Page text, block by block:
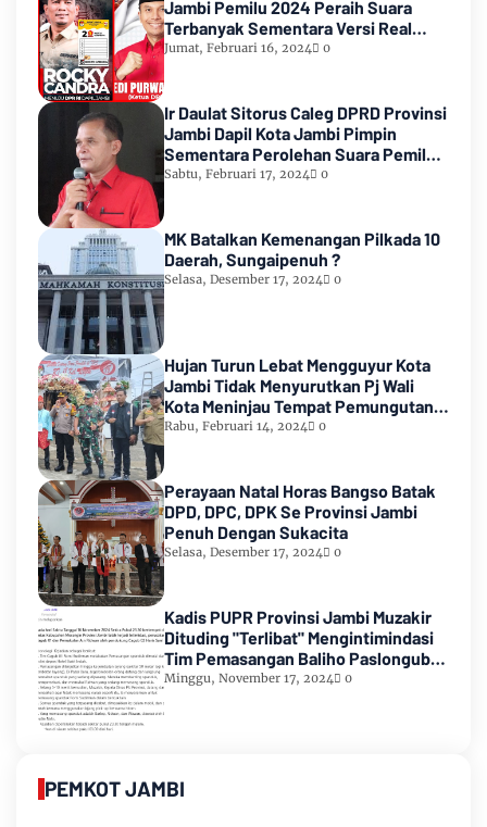
Jambi Pemilu 2024 Peraih Suara
Terbanyak Sementara Versi Real
Count KPU RI
Jumat, Februari 16, 2024 0
Ir Daulat Sitorus Caleg DPRD Provinsi
Jambi Dapil Kota Jambi Pimpin
Sementara Perolehan Suara Pemilu
2024
Sabtu, Februari 17, 2024 0
MK Batalkan Kemenangan Pilkada 10
Daerah, Sungaipenuh ?
Selasa, Desember 17, 2024 0
Hujan Turun Lebat Mengguyur Kota
Jambi Tidak Menyurutkan Pj Wali
Kota Meninjau Tempat Pemungutan
Suara Pemilu 2024
Rabu, Februari 14, 2024 0
Perayaan Natal Horas Bangso Batak
DPD, DPC, DPK Se Provinsi Jambi
Penuh Dengan Sukacita
Selasa, Desember 17, 2024 0
Kadis PUPR Provinsi Jambi Muzakir
Dituding "Terlibat" Mengintimindasi
Tim Pemasangan Baliho Paslongub
Romi-Sudirman
Minggu, November 17, 2024 0
PEMKOT JAMBI